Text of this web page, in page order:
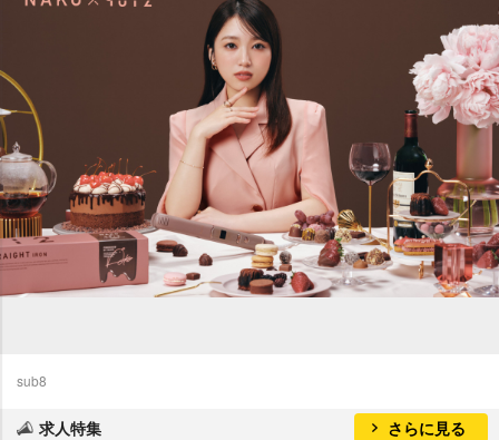
sub8
求人特集 さらに見る